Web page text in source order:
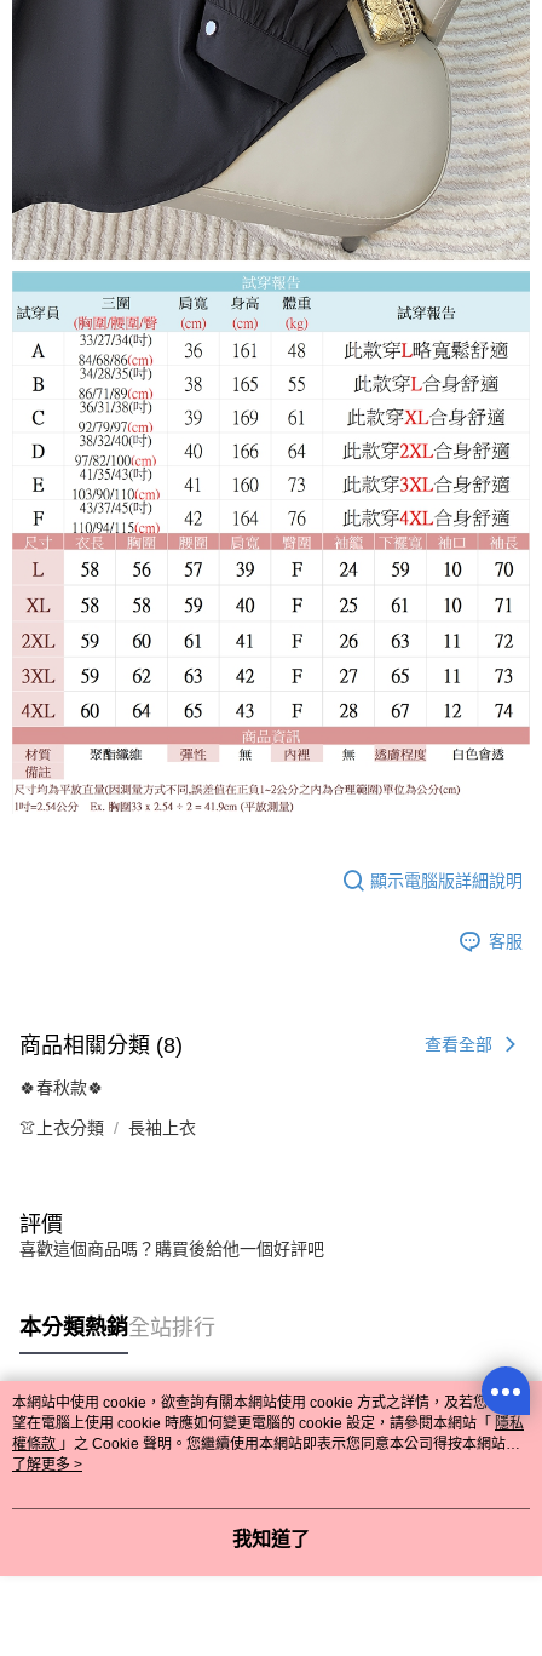
顯示電腦版詳細說明
客服
商品相關分類 (8) 查看全部
🍀春秋款🍀
👚上衣分類 長袖上衣
評價
喜歡這個商品嗎？購買後給他一個好評吧
本分類熱銷全站排行
熱門標籤
本網站中使用 cookie，欲查詢有關本網站使用 cookie 方式之詳情，及若您不希
望在電腦上使用 cookie 時應如何變更電腦的 cookie 設定，請參閱本網站「 隱私
權條款 」之 Cookie 聲明。您繼續使用本網站即表示您同意本公司得按本網站使
用條款之 Cookie 聲明使用 cookie。
了解更多 >
我知道了